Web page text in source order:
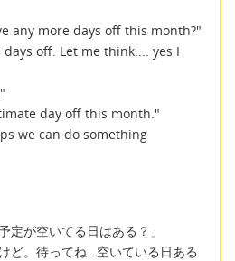
any more days off this month?"
off. Let me think.... yes I
day off this month."
we can do something
定が空いてる日はある？」
ど。待ってね…空いている日ある